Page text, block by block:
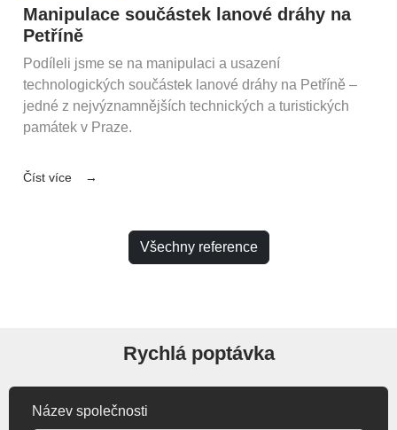
Manipulace součástek lanové dráhy na
Petříně
Podíleli jsme se na manipulaci a usazení
technologických součástek lanové dráhy na Petříně –
jedné z nejvýznamnějších technických a turistických
památek v Praze.
Číst více
Všechny reference
Rychlá poptávka
Název společnosti